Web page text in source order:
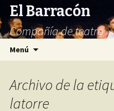
El Barracón
Compañía de teatro
Menú
Archivo de la
latorre